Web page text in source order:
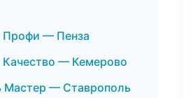
— Пенза
— Кемерово
— Ставрополь